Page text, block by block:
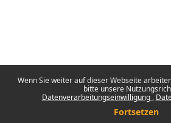
Wenn Sie weiter auf dieser Webseite
bitte unsere
Datenverarbeitungseinwilligung
Fortsetzen